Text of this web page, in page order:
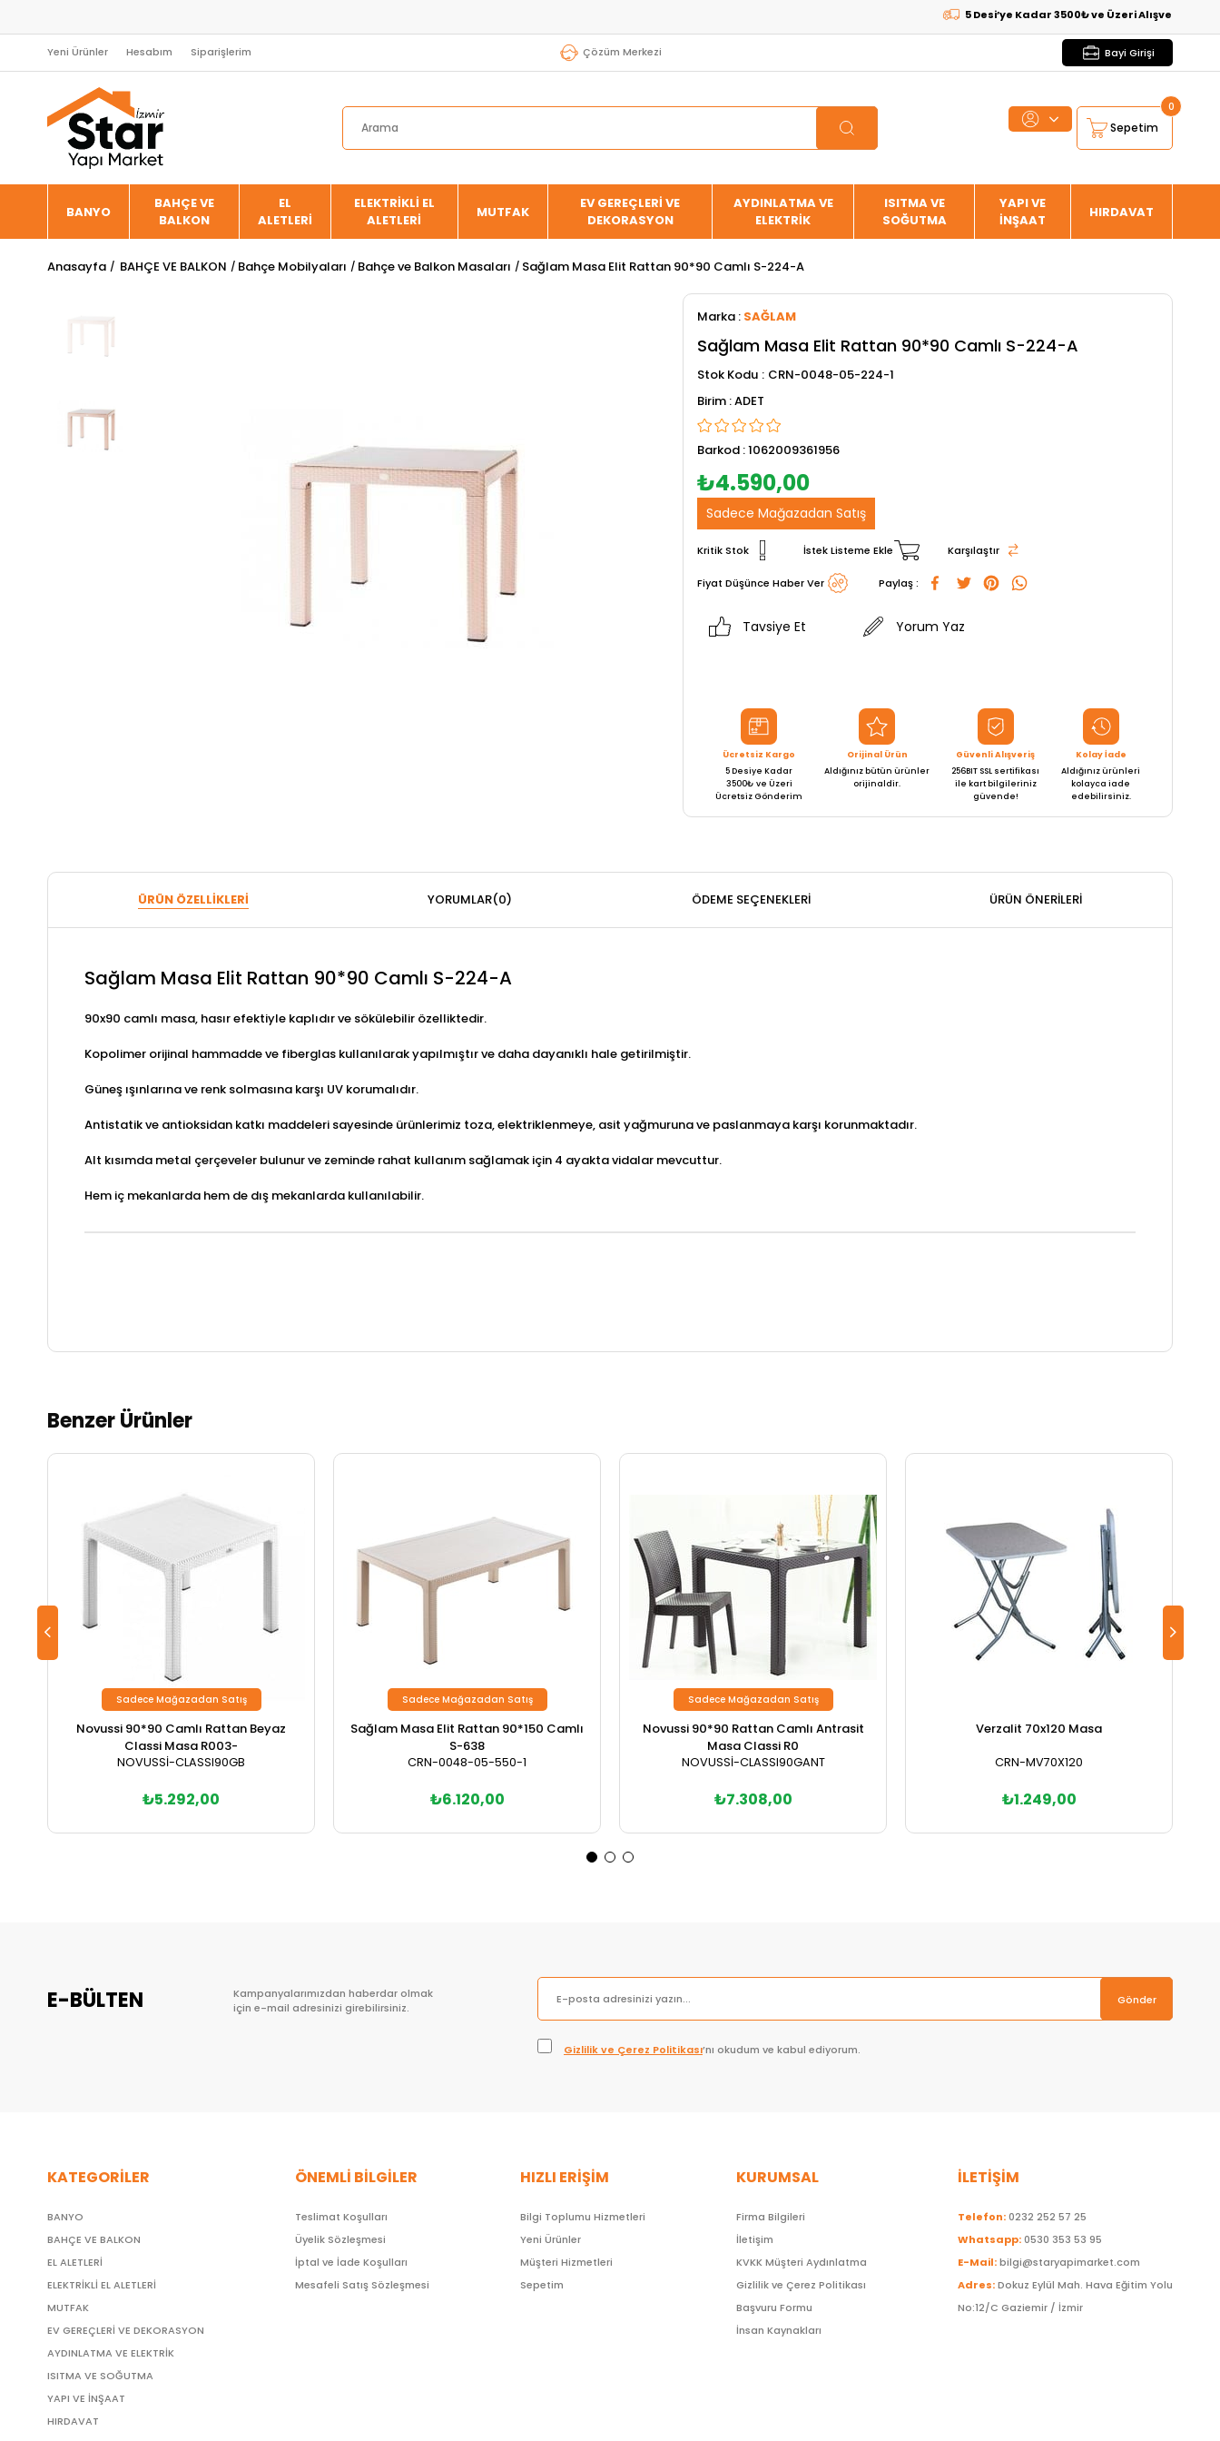
5 Desi’ye Kadar 3500₺ ve Üzeri Alışverişlerde
Yeni Ürünler Hesabım Siparişlerim Çözüm Merkezi Bayi Girişi
Sepetim
0
BANYO
BAHÇE VE
BALKON
EL
ALETLERİ
ELEKTRİKLİ EL
ALETLERİ
MUTFAK
EV GEREÇLERİ VE
DEKORASYON
AYDINLATMA VE
ELEKTRİK
ISITMA VE
SOĞUTMA
YAPI VE
İNŞAAT
HIRDAVAT
Anasayfa BAHÇE VE BALKON Bahçe Mobilyaları Bahçe ve Balkon Masaları Sağlam Masa Elit Rattan 90*90 Camlı S-224-A
Marka : SAĞLAM
Sağlam Masa Elit Rattan 90*90 Camlı S-224-A
Stok Kodu
CRN-0048-05-224-1
ADET
Barkod :1062009361956
₺4.590,00
Sadece Mağazadan Satış
Kritik Stok İstek Listeme Ekle Karşılaştır
Fiyat Düşünce Haber Ver Paylaş :
Tavsiye Et Yorum Yaz
Ücretsiz Kargo
5 Desiye Kadar
3500₺ ve Üzeri
Ücretsiz Gönderim
Orijinal Ürün
Aldığınız bütün ürünler
orijinaldir.
Güvenli Alışveriş
256BIT SSL sertifikası
ile kart bilgileriniz
güvende!
Kolay İade
Aldığınız ürünleri
kolayca iade
edebilirsiniz.
ÜRÜN ÖZELLIKLERI YORUMLAR(0) ÖDEME SEÇENEKLERI ÜRÜN ÖNERILERI
Sağlam Masa Elit Rattan 90*90 Camlı S-224-A
90x90 camlı masa, hasır efektiyle kaplıdır ve sökülebilir özelliktedir.
Kopolimer orijinal hammadde ve fiberglas kullanılarak yapılmıştır ve daha dayanıklı hale getirilmiştir.
Güneş ışınlarına ve renk solmasına karşı UV korumalıdır.
Antistatik ve antioksidan katkı maddeleri sayesinde ürünlerimiz toza, elektriklenmeye, asit yağmuruna ve paslanmaya karşı korunmaktadır.
Alt kısımda metal çerçeveler bulunur ve zeminde rahat kullanım sağlamak için 4 ayakta vidalar mevcuttur.
Hem iç mekanlarda hem de dış mekanlarda kullanılabilir.
Benzer Ürünler
Novussi 90*90 Camlı Rattan Beyaz
Classi Masa R003-
NOVUSSİ-CLASSI90GB
₺5.292,00
Sadece Mağazadan Satış
Sağlam Masa Elit Rattan 90*150 Camlı
S-638
CRN-0048-05-550-1
₺6.120,00
Sadece Mağazadan Satış
Novussi 90*90 Rattan Camlı Antrasit
Masa Classi R0
NOVUSSİ-CLASSI90GANT
₺7.308,00
Sadece Mağazadan Satış
Verzalit 70x120 Masa
CRN-MV70X120
₺1.249,00
E-BÜLTEN
Kampanyalarımızdan haberdar olmak
için e-mail adresinizi girebilirsiniz.
Gönder
Gizlilik ve Çerez Politikası’nı okudum ve kabul ediyorum.
KATEGORİLER
BANYO
BAHÇE VE BALKON
EL ALETLERİ
ELEKTRİKLİ EL ALETLERİ
MUTFAK
EV GEREÇLERİ VE DEKORASYON
AYDINLATMA VE ELEKTRİK
ISITMA VE SOĞUTMA
YAPI VE İNŞAAT
HIRDAVAT
ÖNEMLİ BİLGİLER
Teslimat Koşulları
Üyelik Sözleşmesi
İptal ve İade Koşulları
Mesafeli Satış Sözleşmesi
HIZLI ERİŞİM
Bilgi Toplumu Hizmetleri
Yeni Ürünler
Müşteri Hizmetleri
Sepetim
KURUMSAL
Firma Bilgileri
İletişim
KVKK Müşteri Aydınlatma
Gizlilik ve Çerez Politikası
Başvuru Formu
İnsan Kaynakları
İLETİŞİM
Telefon:0232 252 57 25
Whatsapp:0530 353 53 95
E-Mail:bilgi@staryapimarket.com
Adres:Dokuz Eylül Mah. Hava Eğitim Yolu
No:12/C Gaziemir / İzmir